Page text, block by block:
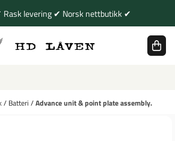
Rask levering ✔ Norsk nettbutikk ✔
/ Batteri /Advance unit & point plate assembly.